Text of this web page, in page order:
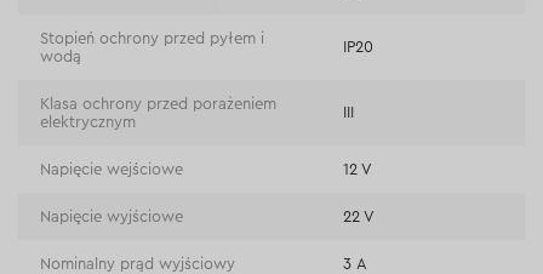
Stopień ochrony przed pyłem i
wodą
IP20
Klasa ochrony przed porażeniem
elektrycznym
III
Napięcie wejściowe 12 V
Napięcie wyjściowe 22 V
Nominalny prąd wyjściowy 3 А